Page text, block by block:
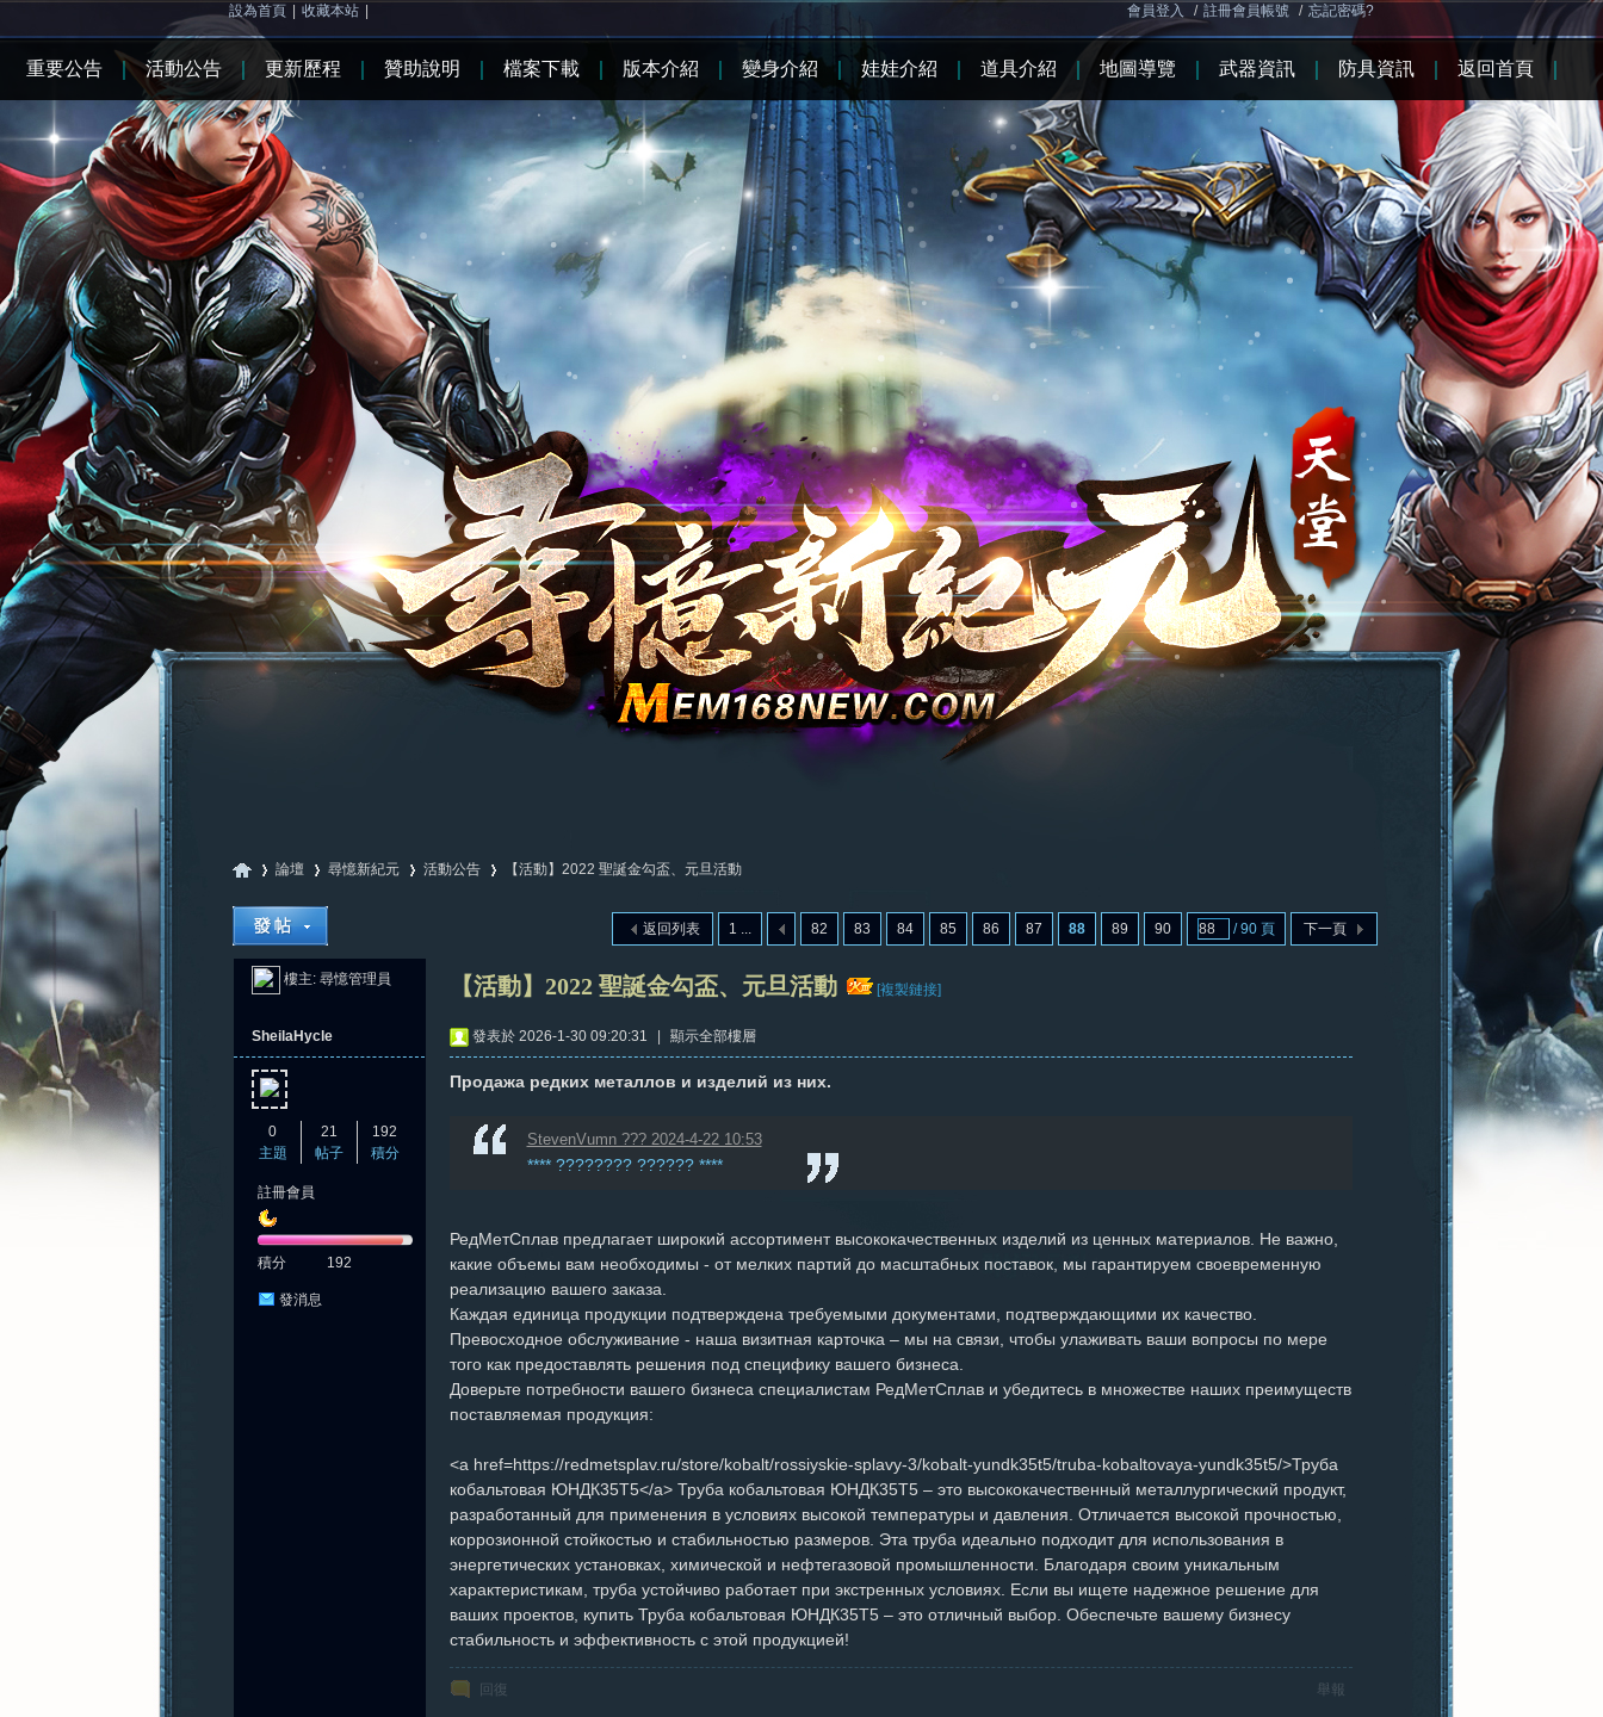
設為首頁 收藏本站 會員登入 / 註冊會員帳號 / 忘記密碼?
»
論壇
›
尋憶新紀元 活動公告
›
【活動】2022 聖誕金勾盃、元旦活動
1 ... 82 83 84 85 86 87 88 89 90 / 90 頁 下一頁
返回列表
樓主: 尋憶管理員 【活動】2022 聖誕金勾盃、元旦活動 [複製鏈接]
SheilaHycle
0
主題
21
帖子
192
積分
註冊會員
積分 192
發消息
發表於 2026-1-30 09:20:31 顯示全部樓層
Продажа редких металлов и изделий из них.
StevenVumn ??? 2024-4-22 10:53
**** ???????? ?????? ****
РедМетСплав предлагает широкий ассортимент высококачественных изделий из ценных материалов. Не важно,
какие объемы вам необходимы - от мелких партий до масштабных поставок, мы гарантируем своевременную
реализацию вашего заказа.
Каждая единица продукции подтверждена требуемыми документами, подтверждающими их качество.
Превосходное обслуживание - наша визитная карточка – мы на связи, чтобы улаживать ваши вопросы по мере
того как предоставлять решения под специфику вашего бизнеса.
Доверьте потребности вашего бизнеса специалистам РедМетСплав и убедитесь в множестве наших преимуществ
поставляемая продукция:
<a href=https://redmetsplav.ru/store/kobalt/rossiyskie-splavy-3/kobalt-yundk35t5/truba-kobaltovaya-yundk35t5/>Труба
кобальтовая ЮНДК35Т5</a> Труба кобальтовая ЮНДК35Т5 – это высококачественный металлургический продукт,
разработанный для применения в условиях высокой температуры и давления. Отличается высокой прочностью,
коррозионной стойкостью и стабильностью размеров. Эта труба идеально подходит для использования в
энергетических установках, химической и нефтегазовой промышленности. Благодаря своим уникальным
характеристикам, труба устойчиво работает при экстренных условиях. Если вы ищете надежное решение для
ваших проектов, купить Труба кобальтовая ЮНДК35Т5 – это отличный выбор. Обеспечьте вашему бизнесу
стабильность и эффективность с этой продукцией!
回復 舉報